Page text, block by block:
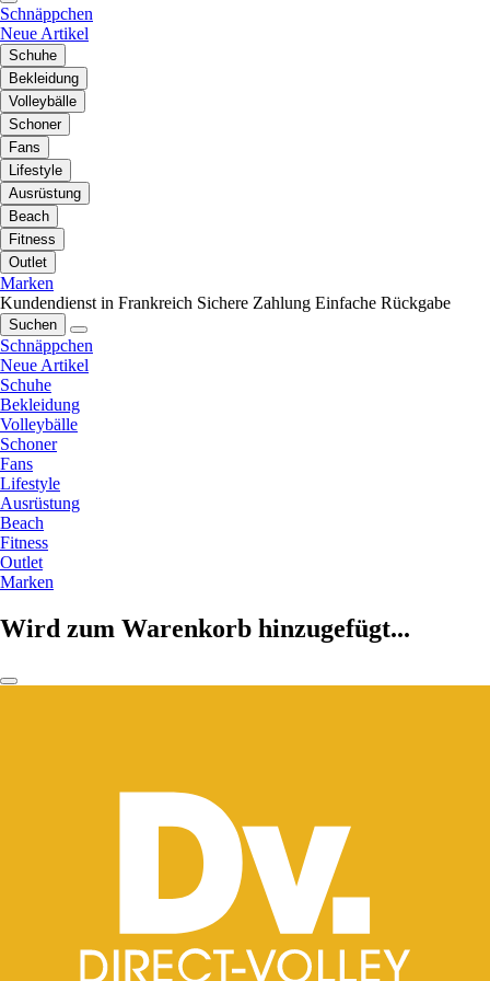
Schnäppchen
Neue Artikel
Schuhe
Bekleidung
Volleybälle
Schoner
Fans
Lifestyle
Ausrüstung
Beach
Fitness
Outlet
Marken
Kundendienst in Frankreich Sichere Zahlung Einfache Rückgabe
Suchen
Schnäppchen
Neue Artikel
Schuhe
Bekleidung
Volleybälle
Schoner
Fans
Lifestyle
Ausrüstung
Beach
Fitness
Outlet
Marken
Wird zum Warenkorb hinzugefügt...